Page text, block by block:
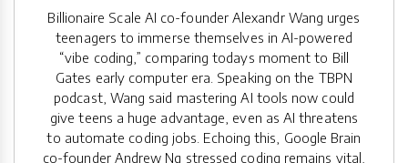
Billionaire Scale AI co-founder Alexandr Wang urges
teenagers to immerse themselves in AI-powered
“vibe coding,” comparing todays moment to Bill
Gates early computer era. Speaking on the TBPN
podcast, Wang said mastering AI tools now could
give teens a huge advantage, even as AI threatens
to automate coding jobs. Echoing this, Google Brain
co-founder Andrew Ng stressed coding remains vital,